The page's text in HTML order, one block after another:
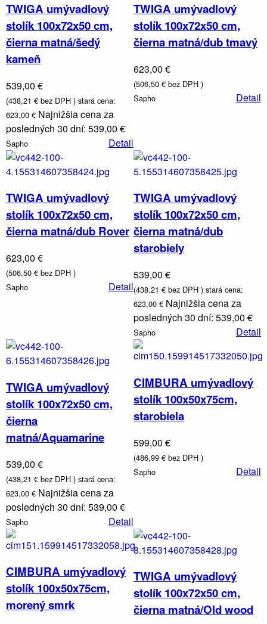
Sprchové
kúty a
dvere,
boxy a
vaňové
TWIGA umývadlový
stolík 100x72x50 cm,
čierna matná/šedý
kameň
539,00 €
(438,21 € bez DPH ) stará cena:
623,00 € Najnižšia cena za
posledných 30 dní: 539,00 €
Sapho Detail
TWIGA umývadlový
stolík 100x72x50 cm,
čierna matná/dub tmavý
623,00 €
(506,50 € bez DPH )
Sapho
Detail
TWIGA umývadlový
stolík 100x72x50 cm,
čierna matná/dub Rover
623,00 €
(506,50 € bez DPH )
Sapho
Detail
TWIGA umývadlový
stolík 100x72x50 cm,
čierna matná/dub
starobiely
539,00 €
(438,21 € bez DPH ) stará cena:
623,00 € Najnižšia cena za
posledných 30 dní: 539,00 €
Sapho Detail
TWIGA umývadlový
stolík 100x72x50 cm,
čierna
matná/Aquamarine
539,00 €
(438,21 € bez DPH ) stará cena:
623,00 € Najnižšia cena za
posledných 30 dní: 539,00 €
Sapho Detail
CIMBURA umývadlový
stolík 100x50x75cm,
starobiela
599,00 €
(486,99 € bez DPH )
Sapho
Detail
CIMBURA umývadlový
stolík 100x50x75cm,
morený smrk
TWIGA umývadlový
stolík 100x72x50 cm,
čierna matná/Old wood